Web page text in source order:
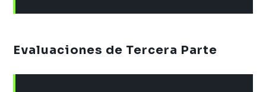
Evaluaciones de Tercera Parte